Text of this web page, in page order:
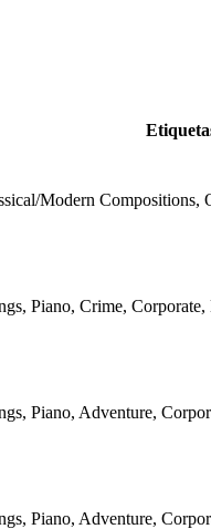
Modern Compositions,
Piano, Crime, Corporate,
Piano, Adventure,
Piano, Adventure,